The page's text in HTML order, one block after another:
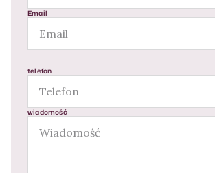
Email
telefon
wiadomość